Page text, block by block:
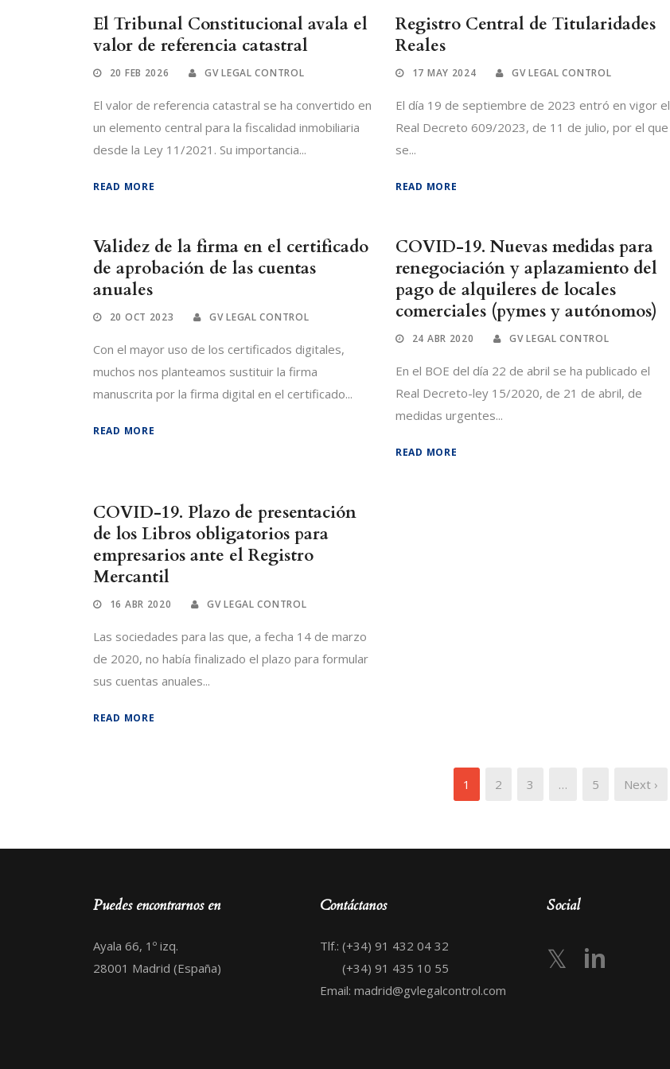
El Tribunal Constitucional avala el
valor de referencia catastral
20 FEB 2026 GV LEGAL CONTROL
El valor de referencia catastral se ha convertido en
un elemento central para la fiscalidad inmobiliaria
desde la Ley 11/2021. Su importancia...
READ MORE
Registro Central de Titularidades
Reales
17 MAY 2024 GV LEGAL CONTROL
El día 19 de septiembre de 2023 entró en vigor el
Real Decreto 609/2023, de 11 de julio, por el que
se...
READ MORE
Validez de la firma en el certificado
de aprobación de las cuentas
anuales
20 OCT 2023 GV LEGAL CONTROL
Con el mayor uso de los certificados digitales,
muchos nos planteamos sustituir la firma
manuscrita por la firma digital en el certificado...
READ MORE
COVID-19. Nuevas medidas para
renegociación y aplazamiento del
pago de alquileres de locales
comerciales (pymes y autónomos)
24 ABR 2020 GV LEGAL CONTROL
En el BOE del día 22 de abril se ha publicado el
Real Decreto-ley 15/2020, de 21 de abril, de
medidas urgentes...
READ MORE
COVID-19. Plazo de presentación
de los Libros obligatorios para
empresarios ante el Registro
Mercantil
16 ABR 2020 GV LEGAL CONTROL
Las sociedades para las que, a fecha 14 de marzo
de 2020, no había finalizado el plazo para formular
sus cuentas anuales...
READ MORE
1 2 3 … 5 Next ›
Puedes encontrarnos en
Ayala 66, 1º izq.
28001 Madrid (España)
Contáctanos
Tlf.: (+34) 91 432 04 32
(+34) 91 435 10 55
Email: madrid@gvlegalcontrol.com
Social
𝕏 in